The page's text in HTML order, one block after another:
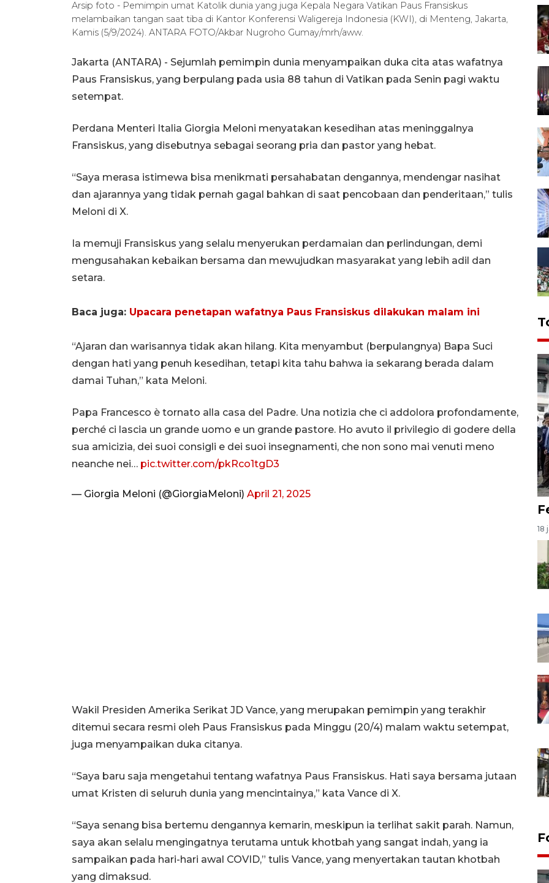
Arsip foto - Pemimpin umat Katolik dunia yang juga Kepala Negara Vatikan Paus Fransiskus
melambaikan tangan saat tiba di Kantor Konferensi Waligereja Indonesia (KWI), di Menteng, Jakarta,
Kamis (5/9/2024). ANTARA FOTO/Akbar Nugroho Gumay/mrh/aww.
Jakarta (ANTARA) - Sejumlah pemimpin dunia menyampaikan duka cita atas wafatnya
Paus Fransiskus, yang berpulang pada usia 88 tahun di Vatikan pada Senin pagi waktu
setempat.
Perdana Menteri Italia Giorgia Meloni menyatakan kesedihan atas meninggalnya
Fransiskus, yang disebutnya sebagai seorang pria dan pastor yang hebat.
“Saya merasa istimewa bisa menikmati persahabatan dengannya, mendengar nasihat
dan ajarannya yang tidak pernah gagal bahkan di saat pencobaan dan penderitaan,” tulis
Meloni di X.
Ia memuji Fransiskus yang selalu menyerukan perdamaian dan perlindungan, demi
mengusahakan kebaikan bersama dan mewujudkan masyarakat yang lebih adil dan
setara.
Baca juga: Upacara penetapan wafatnya Paus Fransiskus dilakukan malam ini
“Ajaran dan warisannya tidak akan hilang. Kita menyambut (berpulangnya) Bapa Suci
dengan hati yang penuh kesedihan, tetapi kita tahu bahwa ia sekarang berada dalam
damai Tuhan,” kata Meloni.
Papa Francesco è tornato alla casa del Padre. Una notizia che ci addolora profondamente,
perché ci lascia un grande uomo e un grande pastore. Ho avuto il privilegio di godere della
sua amicizia, dei suoi consigli e dei suoi insegnamenti, che non sono mai venuti meno
neanche nei… pic.twitter.com/pkRco1tgD3
— Giorgia Meloni (@GiorgiaMeloni) April 21, 2025
Wakil Presiden Amerika Serikat JD Vance, yang merupakan pemimpin yang terakhir
ditemui secara resmi oleh Paus Fransiskus pada Minggu (20/4) malam waktu setempat,
juga menyampaikan duka citanya.
“Saya baru saja mengetahui tentang wafatnya Paus Fransiskus. Hati saya bersama jutaan
umat Kristen di seluruh dunia yang mencintainya,” kata Vance di X.
“Saya senang bisa bertemu dengannya kemarin, meskipun ia terlihat sakit parah. Namun,
saya akan selalu mengingatnya terutama untuk khotbah yang sangat indah, yang ia
sampaikan pada hari-hari awal COVID,” tulis Vance, yang menyertakan tautan khotbah
yang dimaksud.
18